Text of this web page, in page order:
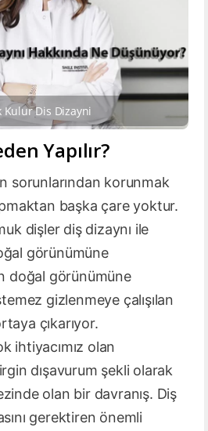
Kulur Dis Dizayni
Yapılır?
sorunlarından korunmak
başka çare yoktur.
dişler diş dizaynı ile
görünümüne
doğal görünümüne
gizlenmeye çalışılan
çıkarıyor.
ihtiyacımız olan
dışavurum şekli olarak
olan bir davranış. Diş
gerektiren önemli